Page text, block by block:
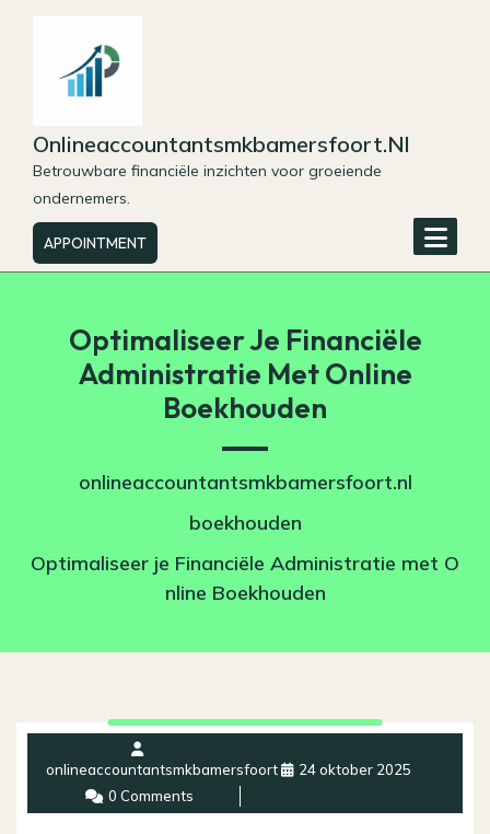
Onlineaccountantsmkbamersfoort.nl
Betrouwbare financiële inzichten voor groeiende
ondernemers.
APPOINTMENT
Optimaliseer Je Financiële
Administratie Met Online
Boekhouden
onlineaccountantsmkbamersfoort.nl
boekhouden
Optimaliseer je Financiële Administratie met O
nline Boekhouden
onlineaccountantsmkbamersfoort
24 oktober 2025
0 Comments